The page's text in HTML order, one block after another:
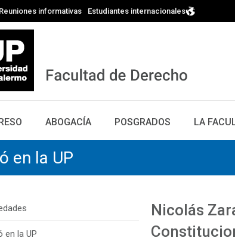
Reuniones informativas Estudiantes internacionales
ABOGACÍA POSGRADOS LA
en la UP
Nicolás
en la UP